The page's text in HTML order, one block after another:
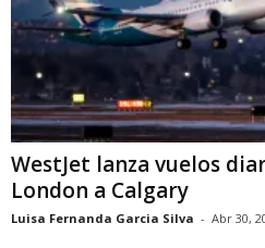
WestJet lanza vuelos
London a Calgary
Luisa Fernanda Garcia Silva - Abr 30,